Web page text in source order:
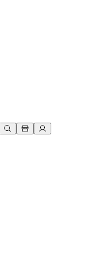
び3Dゲームを構築
ション
およびレビューする
ンス
プ
る